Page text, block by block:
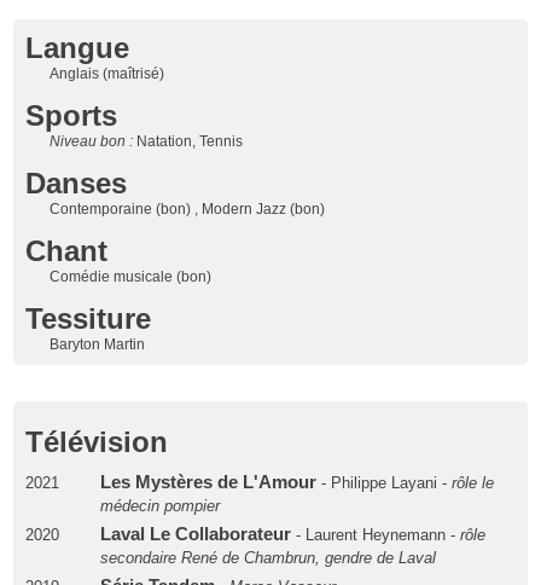
Langue
Anglais (maîtrisé)
Sports
Niveau bon : Natation, Tennis
Danses
Contemporaine (bon) , Modern Jazz (bon)
Chant
Comédie musicale (bon)
Tessiture
Baryton Martin
Télévision
2021 Les Mystères de L'Amour- Philippe Layani - rôle le
médecin pompier
2020
Laval Le Collaborateur- Laurent Heynemann - rôle
secondaire René de Chambrun, gendre de Laval